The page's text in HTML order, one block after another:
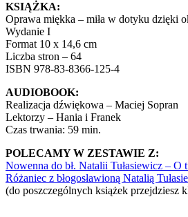
KSIĄŻKA:
Oprawa miękka – miła w dotyku dzięki
Wydanie I
Format 10 x 14,6 cm
Liczba stron – 64
ISBN 978-83-8366-125-4
AUDIOBOOK:
Realizacja dźwiękowa – Maciej Sopran
Lektorzy – Hania i Franek
Czas trwania: 59 min.
POLECAMY W ZESTAWIE Z:
Nowenna do bł. Natalii Tułasiewicz – O
Różaniec z błogosławioną Natalią
(do poszczególnych książek przejdziesz